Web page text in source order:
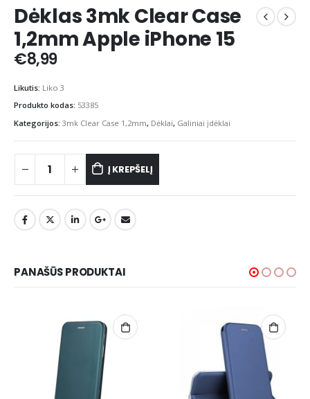
Dėklas 3mk Clear Case
1,2mm Apple iPhone 15
€8,99
Likutis: Liko 3
Produkto kodas: 53385
Kategorijos: 3mk Clear Case 1,2mm, Dėklai, Galiniai įdėklai
Į KREPŠELĮ
PANAŠŪS PRODUKTAI